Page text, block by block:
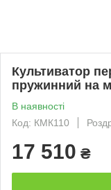
Культиватор
пружинний на
В наявності
Код: КМК110
17 510 ₴